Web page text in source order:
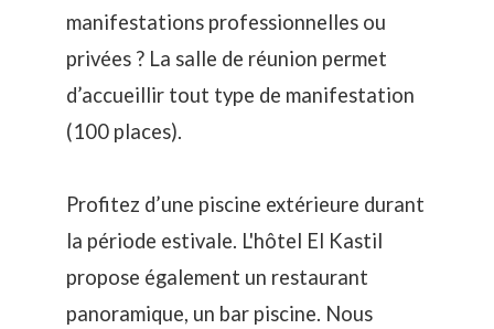
manifestations professionnelles ou
privées ? La salle de réunion permet
d’accueillir tout type de manifestation
(100 places).
Profitez d’une piscine extérieure durant
la période estivale. L'hôtel El Kastil
propose également un restaurant
panoramique, un bar piscine. Nous